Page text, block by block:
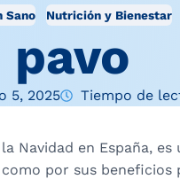
Sano Nutrición y Bienestar
pavo
5, 2025 Tiempo de
Navidad en España, es
por sus beneficios